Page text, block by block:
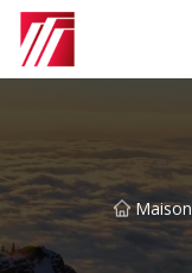
Maison